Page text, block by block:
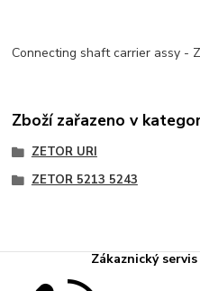
Connecting shaft carrier assy -
Zboží zařazeno v
ZETOR URI
ZETOR 5213 5243
Zákaznický servis